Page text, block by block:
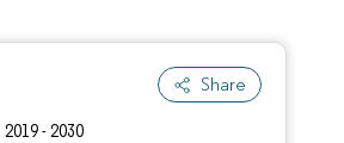
Share
2019 - 2030